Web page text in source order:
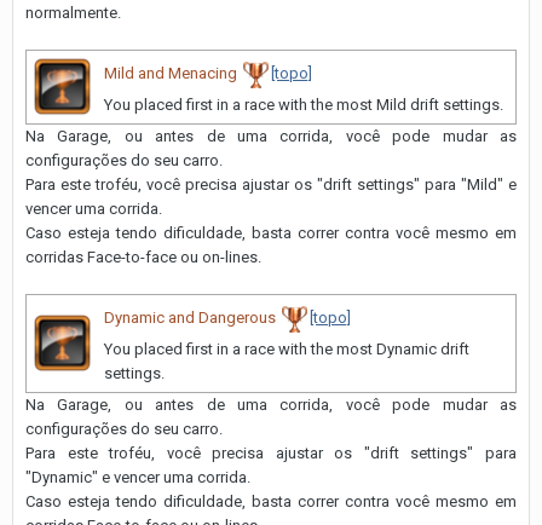
normalmente.
Mild and Menacing
[topo]
You placed first in a race with the most Mild drift settings.
Na Garage, ou antes de uma corrida, você pode mudar as
configurações do seu carro.
Para este troféu, você precisa ajustar os "drift settings" para "Mild" e
vencer uma corrida.
Caso esteja tendo dificuldade, basta correr contra você mesmo em
corridas Face-to-face ou on-lines.
Dynamic and Dangerous
[topo]
You placed first in a race with the most Dynamic drift
settings.
Na Garage, ou antes de uma corrida, você pode mudar as
configurações do seu carro.
Para este troféu, você precisa ajustar os "drift settings" para
"Dynamic" e vencer uma corrida.
Caso esteja tendo dificuldade, basta correr contra você mesmo em